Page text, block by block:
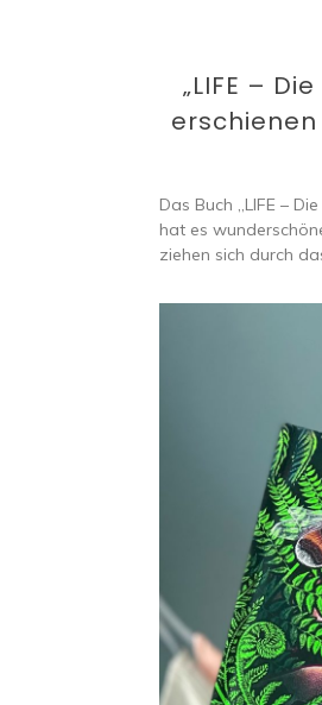
„LIFE –
Das Buch „LIFE –
hat es
ziehen sich durch